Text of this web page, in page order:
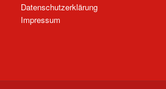
Datenschutzerklärung
Impressum